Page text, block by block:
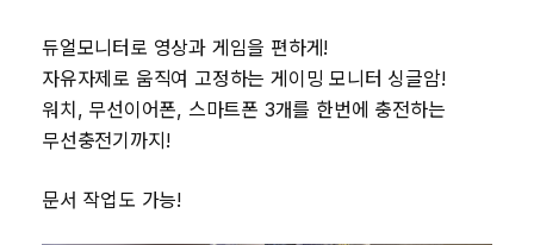
듀얼모니터로 영상과 게임을 편하게!
자유자제로 움직여 고정하는 게이밍 모니터 싱글암!
워치, 무선이어폰, 스마트폰 3개를 한번에 충전하는
무선충전기까지!
문서 작업도 가능!